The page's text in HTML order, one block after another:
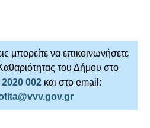
μπορείτε να επικοινωνήσετε
του Δήμου στο
002και στο email: